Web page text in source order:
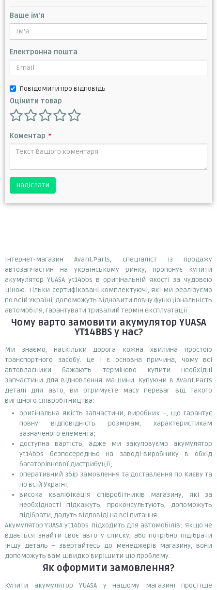
Ваше ім'я
Електронна пошта
Повідомити про відповідь
Оцінити товар
Коментар *
Надіслати
Інтернет-магазин Avant.Parts, спеціаліст із продажу
автозапчастин на українському ринку, пропонує купити
акумулятор YUASA yt14bbs в оригінальній якості за чудовою
ціною. Тільки сертифіковані комплектуючі, які ми реалізуємо
по всій Україні, допоможуть відновити повну функціональність
автомобіля, гарантувати тривалий термін експлуатації.
Чому варто замовити акумулятор YUASA
YT14BBSу нас?
Ми знаємо, наскільки дорога кожна хвилина простою
транспортного засобу. Це і є основна причина, чому всі
автовласники бажають терміново купити необхідні
запчастини для відновлення машини. Купуючи в Avant.Parts
деталі для авто, ви отримуєте масу переваг від такого
вигідного співробітництва:
оригінальна якість запчастини, виробник –, що гарантує
повну відповідність розмірам, характеристикам
зазначеного елемента;
доступна вартість, адже ми закуповуємо акумулятор
yt14bbs безпосередньо на заводі-виробнику в обхід
багаторівневої дистрибуції;
оперативний збір замовлення та доставлення по Києву та
по всій Україні;
висока кваліфікація співробітників магазину, які за
необхідності підкажуть, проконсультують, допоможуть
підібрати, дадуть відповіді на всі питання.
Акумулятор YUASA yt14bbs підходить для автомобілів:. Якщо не
вдається знайти своє авто у списку, або потрібно підібрати
іншу деталь – звертайтесь до менеджерів магазину, вони
допоможуть вам швидко вирішити цю проблему.
Як оформити замовлення?
Купити акумулятор YUASA у нашому магазині простіше